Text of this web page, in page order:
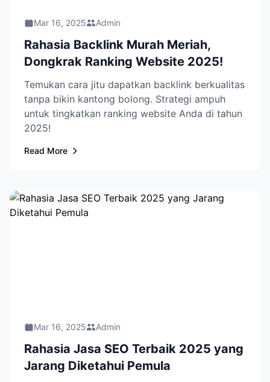
Mar 16, 2025 Admin
Rahasia Backlink Murah Meriah,
Dongkrak Ranking Website 2025!
Temukan cara jitu dapatkan backlink berkualitas
tanpa bikin kantong bolong. Strategi ampuh
untuk tingkatkan ranking website Anda di tahun
2025!
Read More
Mar 16, 2025 Admin
Rahasia Jasa SEO Terbaik 2025 yang
Jarang Diketahui Pemula